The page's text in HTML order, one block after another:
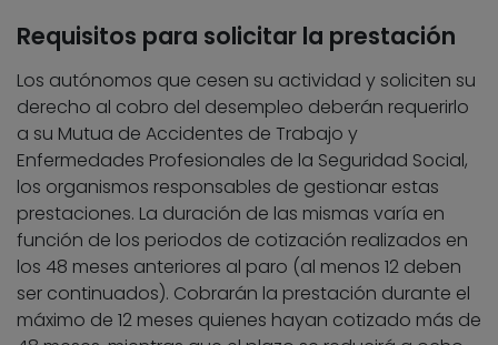
Requisitos para solicitar la prestación
Los autónomos que cesen su actividad y soliciten su
derecho al cobro del desempleo deberán requerirlo
a su Mutua de Accidentes de Trabajo y
Enfermedades Profesionales de la Seguridad Social,
los organismos responsables de gestionar estas
prestaciones. La duración de las mismas varía en
función de los periodos de cotización realizados en
los 48 meses anteriores al paro (al menos 12 deben
ser continuados). Cobrarán la prestación durante el
máximo de 12 meses quienes hayan cotizado más de